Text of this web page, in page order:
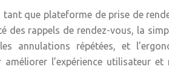
que plateforme de prise de
des rappels de rendez-vous, la
annulations répétées, et
l’expérience utilisateur et